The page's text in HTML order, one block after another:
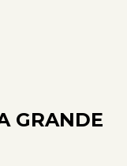
GRANDE